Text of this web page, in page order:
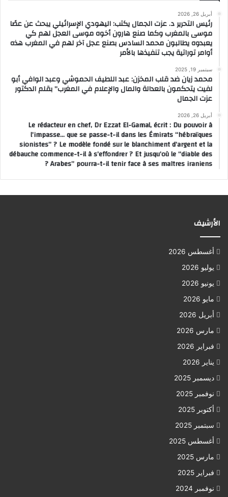
أبريل 26, 2026
رئيس التحرير د. عزت الجمال يكتب: اليهودي الإسرائيلي يبحث عن عصًا
موسى بالمغرب وكما صنع هارون أخوه موسى العجل لهم كي
يعبدوه يطالبون محمد السادس بصنع عجل آخر لهم في المغرب هذه
أوامر توراتية يجب تنفيذها بالأمر
سبتمبر 19, 2025
محمد زيان ضد قلب المخزن: عبد اللطيف الحموشي وعبد الوافي أبو
لفيت يتحكمون بالعدالة والمال والإعلام في المغرب” بقلم الدكتور
عزت الجمال
أبريل 26, 2026
Le rédacteur en chef, Dr Ezzat El-Gamal, écrit : Du pouvoir à
l’impasse… que se passe-t-il dans les Émirats “hébraïques
sionistes” ? Le modèle fondé sur le blanchiment d’argent et la
débauche commence-t-il à s’effondrer ? Et jusqu’où le “diable des
Arabes” pourra-t-il tenir face à ses maîtres iraniens ?
الأرشيف
أغسطس 2026
يوليو 2026
يونيو 2026
مايو 2026
أبريل 2026
مارس 2026
فبراير 2026
يناير 2026
ديسمبر 2025
نوفمبر 2025
أكتوبر 2025
سبتمبر 2025
أغسطس 2025
مارس 2025
فبراير 2025
نوفمبر 2024